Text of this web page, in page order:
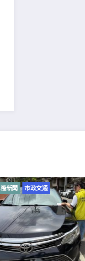
基
謝